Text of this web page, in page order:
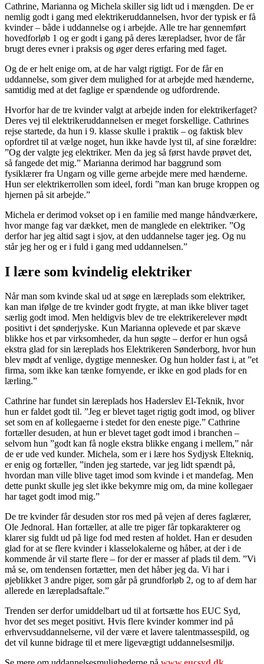
Cathrine, Marianna og Michela skiller sig lidt ud i mængden. De er
nemlig godt i gang med elektrikeruddannelsen, hvor der typisk er få
kvinder – både i uddannelse og i arbejde. Alle tre har gennemført
hovedforløb 1 og er godt i gang på deres lærepladser, hvor de får
brugt deres evner i praksis og øger deres erfaring med faget.
Og de er helt enige om, at de har valgt rigtigt. For de får en
uddannelse, som giver dem mulighed for at arbejde med hænderne,
samtidig med at det faglige er spændende og udfordrende.
Hvorfor har de tre kvinder valgt at arbejde inden for elektrikerfaget?
Deres vej til elektrikeruddannelsen er meget forskellige. Cathrines
rejse startede, da hun i 9. klasse skulle i praktik – og faktisk blev
opfordret til at vælge noget, hun ikke havde lyst til, af sine forældre:
”Og der valgte jeg elektriker. Men da jeg så først havde prøvet det,
så fangede det mig.” Marianna derimod har baggrund som
fysiklærer fra Ungarn og ville gerne arbejde mere med hænderne.
Hun ser elektrikerrollen som ideel, fordi ”man kan bruge kroppen og
hjernen på sit arbejde.”
Michela er derimod vokset op i en familie med mange håndværkere,
hvor mange fag var dækket, men de manglede en elektriker. ”Og
derfor har jeg altid sagt i sjov, at den uddannelse tager jeg. Og nu
står jeg her og er i fuld i gang med uddannelsen.”
I lære som kvindelig elektriker
Når man som kvinde skal ud at søge en læreplads som elektriker,
kan man ifølge de tre kvinder godt frygte, at man ikke bliver taget
særlig godt imod. Men heldigvis blev de tre elektrikerelever mødt
positivt i det sønderjyske. Kun Marianna oplevede et par skæve
blikke hos et par virksomheder, da hun søgte – derfor er hun også
ekstra glad for sin læreplads hos Elektrikeren Sønderborg, hvor hun
blev mødt af venlige, dygtige mennesker. Og hun holder fast i, at ”et
firma, som ikke kan tænke fornyende, er ikke en god plads for en
lærling.”
Cathrine har fundet sin læreplads hos Haderslev El-Teknik, hvor
hun er faldet godt til. ”Jeg er blevet taget rigtig godt imod, og bliver
set som en af kollegaerne i stedet for den eneste pige.” Cathrine
fortæller desuden, at hun er blevet taget godt imod i branchen –
selvom hun ”godt kan få nogle ekstra blikke engang i mellem,” når
de er ude ved kunder. Michela, som er i lære hos Sydjysk Eltekniq,
er enig og fortæller, ”inden jeg startede, var jeg lidt spændt på,
hvordan man ville blive taget imod som kvinde i et mandefag. Men
dette punkt skulle jeg slet ikke bekymre mig om, da mine kollegaer
har taget godt imod mig.”
De tre kvinder får desuden stor ros med på vejen af deres faglærer,
Ole Jednoral. Han fortæller, at alle tre piger får topkarakterer og
klarer sig fuldt ud på lige fod med resten af holdet. Han er desuden
glad for at se flere kvinder i klasselokalerne og håber, at der i de
kommende år vil starte flere – for der er masser af plads til dem. ”Vi
må se, om tendensen fortætter, men det håber jeg da. Vi har i
øjeblikket 3 andre piger, som går på grundforløb 2, og to af dem har
allerede en lærepladsaftale.”
Trenden ser derfor umiddelbart ud til at fortsætte hos EUC Syd,
hvor det ses meget positivt. Hvis flere kvinder kommer ind på
erhvervsuddannelserne, vil der være et lavere talentmassespild, og
det vil kunne bidrage til et mere ligevægtigt uddannelsesmiljø.